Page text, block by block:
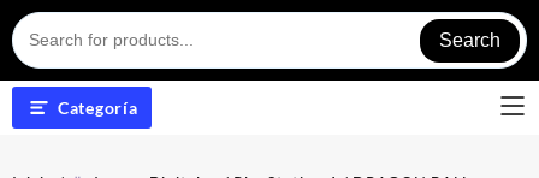
Search
Categoría